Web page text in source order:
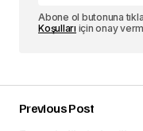
Abone ol butonuna
Koşulları için onay
Previous Post